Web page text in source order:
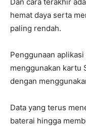
hemat daya serta
paling rendah.
Penggunaan
menggunakan kartu
dengan
Data yang terus
baterai hingga